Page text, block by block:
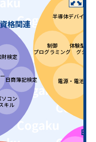
体験型eラ
グシリ
半導体デバイス
電源・電池
制御
プログラミング
財検定
ソコン
キル
日商簿記検定
EV
格関連